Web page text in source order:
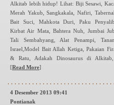
Alkitab lebih hidup! Lihat: Biji Sesawi,
Merah Yakub, Sangkakala, Nafiri,
Bait Suci, Mahkota Duri, Paku
Kirbat Air Mata, Bahtera Nuh, Jumbai
Tali Sembahyang, Alat Penampi,
Israel,Model Bait Allah Ketiga, Pakaian
& Ratu, Adakah Dinosaurus di Alkitab,
[Read More]
4 Desember 2013 09:41
Pontianak